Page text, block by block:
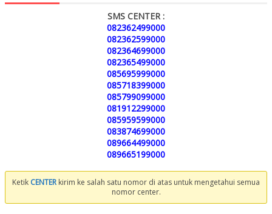
SMS CENTER :
082362499000
082362599000
082364699000
082365499000
085695999000
085718399000
085799099000
081912299000
085959599000
083874699000
089664499000
089665199000
Ketik CENTER kirim ke salah satu nomor di atas untuk mengetahui semua
nomor center.